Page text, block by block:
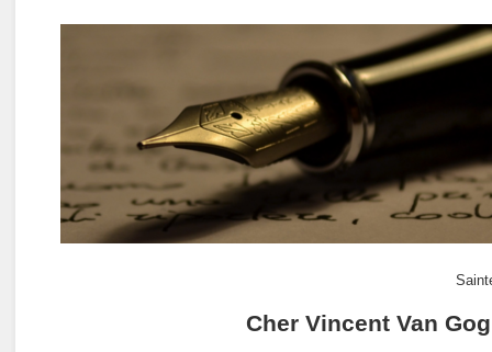
Cher Vincent Van